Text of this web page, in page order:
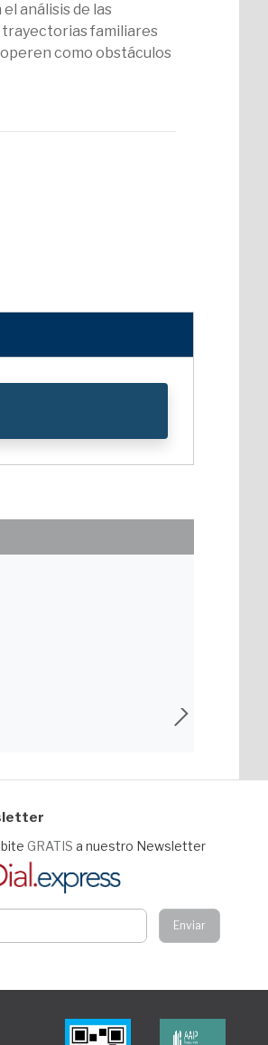
análisis de las
trayectorias familiares
como obstáculos
GRATIS a nuestro Newsletter